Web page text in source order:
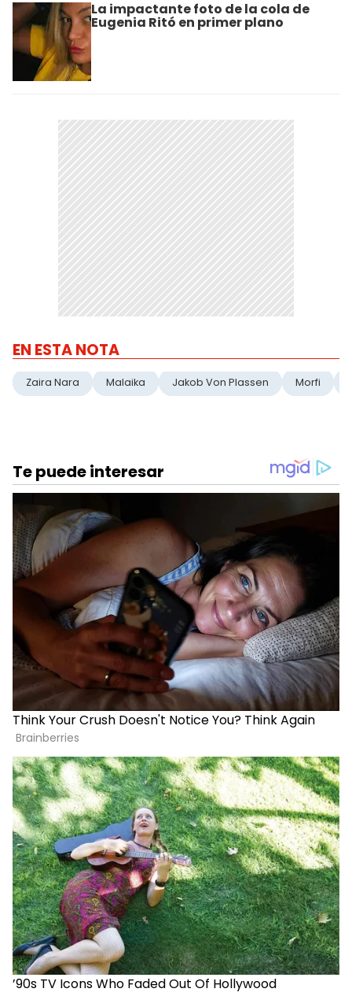
La impactante foto de la cola de
Eugenia Ritó en primer plano
EN ESTA NOTA
Zaira Nara Malaika Jakob Von Plassen Morfi